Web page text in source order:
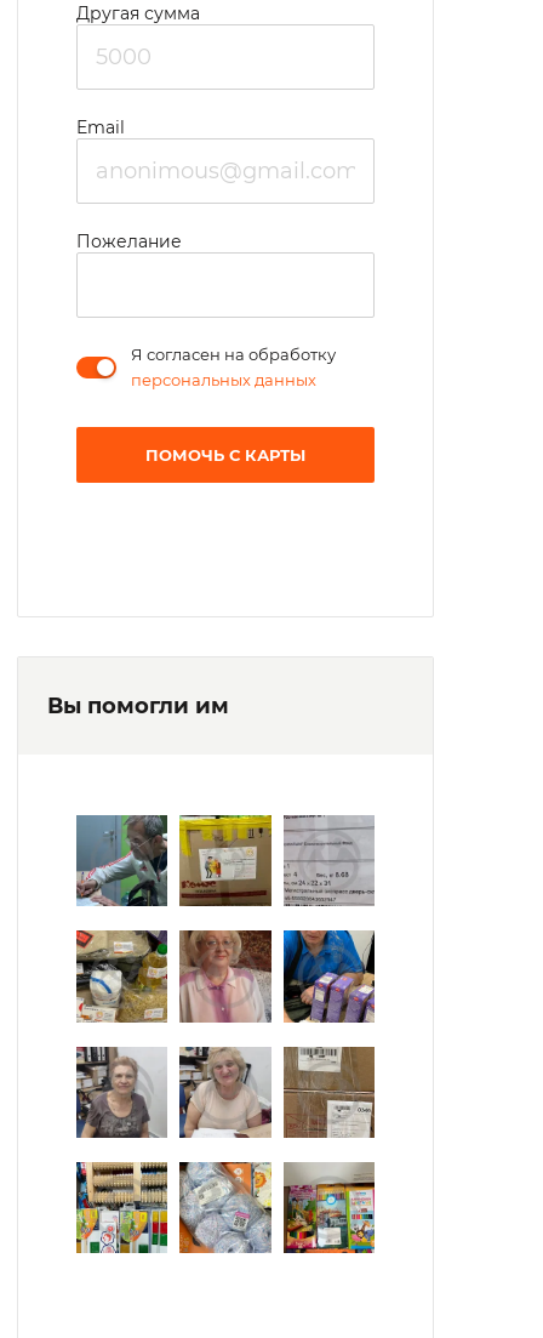
Другая сумма
Email
Пожелание
Я согласен на обработку
персональных данных
ПОМОЧЬ С КАРТЫ
Вы помогли им